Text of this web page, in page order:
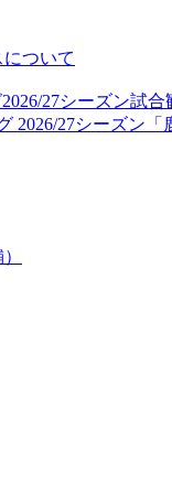
ついて
27シーズン試合
2026/27シーズン「